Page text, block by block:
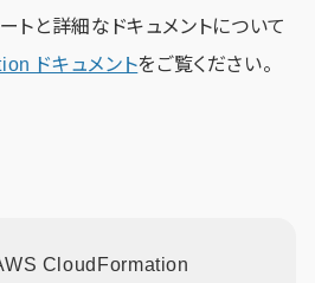
トと詳細なドキュメントについて
ドキュメントをご覧ください。
CloudFormation